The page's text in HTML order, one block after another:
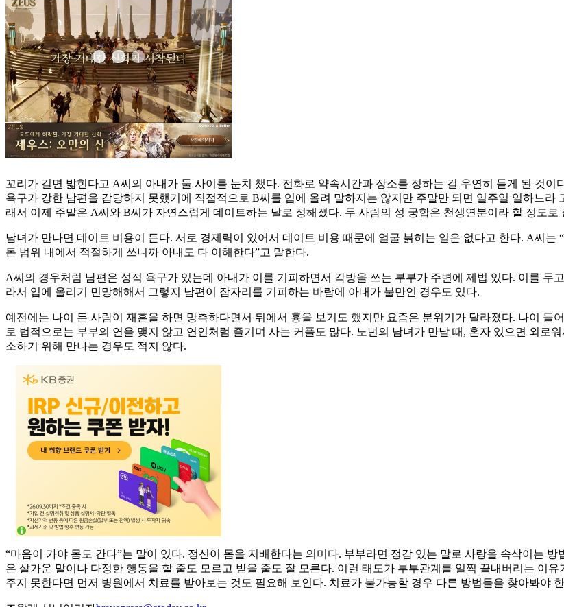
꼬리가 길면 밟힌다고 A씨의 아내가 둘 사이를 눈치 챘다. 전화로 약속시간과 장소를 정하는 걸 우연히 듣게 된 것
욕구가 강한 남편을 감당하지 못했기에 직접적으로 B씨를 입에 올려 말하지는 않지만 주말만 되면 일주일 일하느
래서 이제 주말은 A씨와 B씨가 자연스럽게 데이트하는 날로 정해졌다. 두 사람의 성 궁합은 천생연분이라 할 정도로
남녀가 만나면 데이트 비용이 든다. 서로 경제력이 있어서 데이트 비용 때문에 얼굴 붉히는 일은 없다고 한다. A씨
돈 범위 내에서 적절하게 쓰니까 아내도 다 이해한다”고 말한다.
A씨의 경우처럼 남편은 성적 욕구가 있는데 아내가 이를 기피하면서 각방을 쓰는 부부가 주변에 제법 있다. 이를 두
라서 입에 올리기 민망해해서 그렇지 남편이 잠자리를 기피하는 바람에 아내가 불만인 경우도 있다.
예전에는 나이 든 사람이 재혼을 하면 망측하다면서 뒤에서 흉을 보기도 했지만 요즘은 분위기가 달라졌다. 나이 들
로 법적으로는 부부의 연을 맺지 않고 연인처럼 즐기며 사는 커플도 많다. 노년의 남녀가 만날 때, 혼자 있으면 외로
소하기 위해 만나는 경우도 적지 않다.
“마음이 가야 몸도 간다”는 말이 있다. 정신이 몸을 지배한다는 의미다. 부부라면 정감 있는 말로 사랑을 속삭이는
은 살가운 말이나 다정한 행동을 할 줄도 모르고 받을 줄도 잘 모른다. 이런 태도가 부부관계를 일찍 끝내버리는 이
주지 못한다면 먼저 병원에서 치료를 받아보는 것도 필요해 보인다. 치료가 불가능할 경우 다른 방법들을 찾아봐야